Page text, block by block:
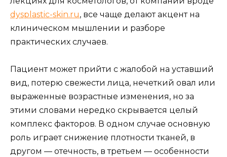
dysplastic-skin.ru, все чаще делают акцент на
клиническом мышлении и разборе
практических случаев.
Пациент может прийти с жалобой на уставший
вид, потерю свежести лица, нечеткий овал или
выраженные возрастные изменения, но за
этими словами нередко скрывается целый
комплекс факторов. В одном случае основную
роль играет снижение плотности тканей, в
другом — отечность, в третьем — особенности